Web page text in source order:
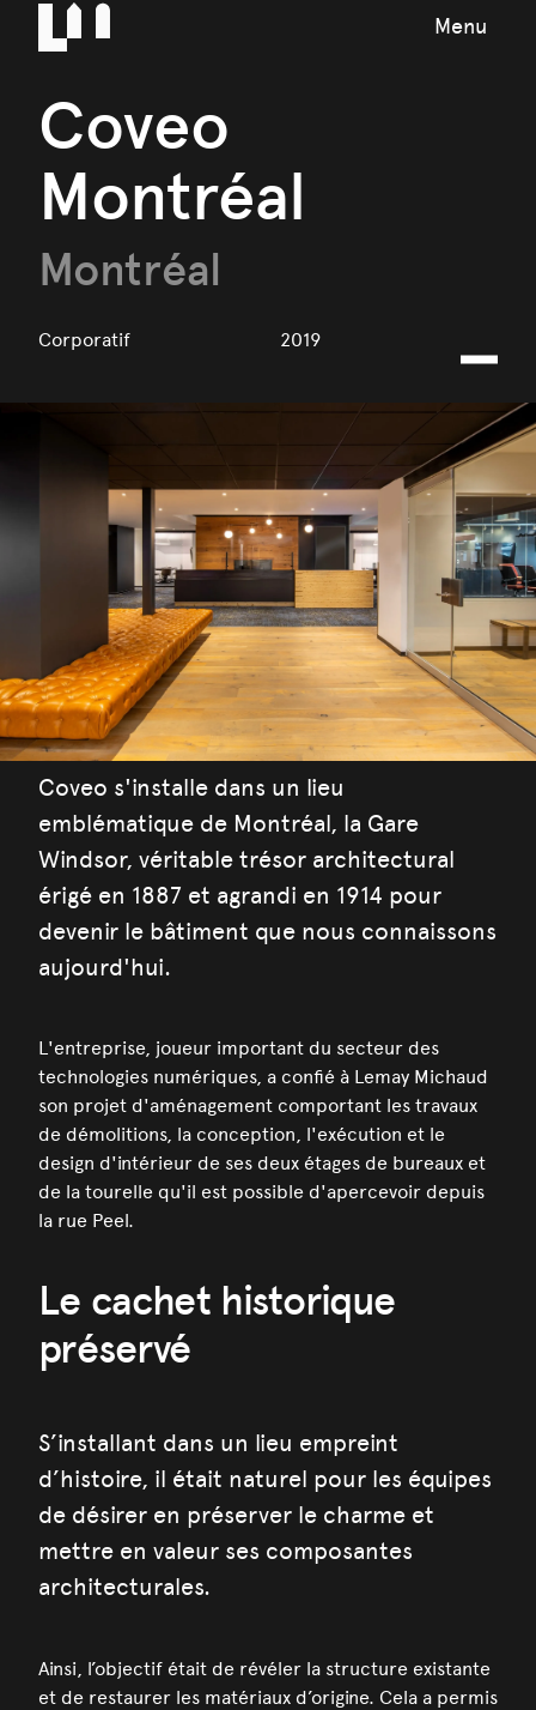
Menu
Coveo
Montréal
Montréal
Corporatif 2019
Coveo s'installe dans un lieu
emblématique de Montréal, la Gare
Windsor, véritable trésor architectural
érigé en 1887 et agrandi en 1914 pour
devenir le bâtiment que nous connaissons
aujourd'hui.
L'entreprise, joueur important du secteur des
technologies numériques, a confié à Lemay Michaud
son projet d'aménagement comportant les travaux
de démolitions, la conception, l'exécution et le
design d'intérieur de ses deux étages de bureaux et
de la tourelle qu'il est possible d'apercevoir depuis
la rue Peel.
Le cachet historique
préservé
S’installant dans un lieu empreint
d’histoire, il était naturel pour les équipes
de désirer en préserver le charme et
mettre en valeur ses composantes
architecturales.
Ainsi, l’objectif était de révéler la structure existante
et de restaurer les matériaux d’origine. Cela a permis